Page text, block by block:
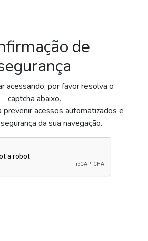
de
acessando, por favor resolva o
captcha abaixo.
prevenir acessos automatizados e
da sua navegação.